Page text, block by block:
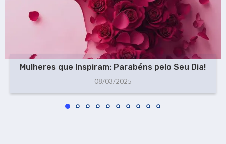
Mulheres que Inspiram: Parabéns pelo Seu Dia!
08/03/2025